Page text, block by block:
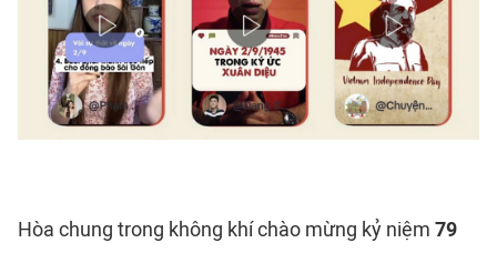
Hòa chung trong không khí chào mừng kỷ niệm 79